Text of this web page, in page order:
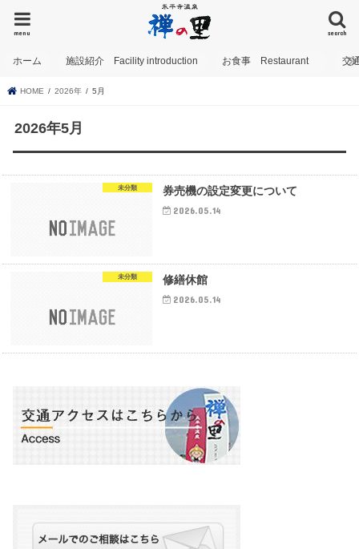
search
menu
ホーム 施設紹介 Facility introduction お食事 Restaurant 交
HOME 2026年 5月
2026年5月
未分類 券売機の設定変更について
2026.05.14
未分類 修繕休館
2026.05.14